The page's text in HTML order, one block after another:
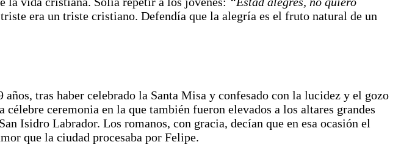
era un triste cristiano. Defendía que la alegría es el fruto natural de un
tras haber celebrado la Santa Misa y confesado con la lucidez y el gozo
ceremonia en la que también fueron elevados a los altares grandes
Isidro Labrador. Los romanos, con gracia, decían que en esa ocasión el
que la ciudad procesaba por Felipe.